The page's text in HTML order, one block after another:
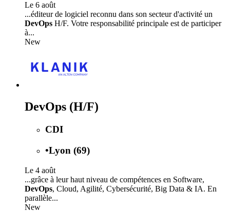
Le 6 août
...éditeur de logiciel reconnu dans son secteur d'activité un
DevOps H/F. Votre responsabilité principale est de participer
à...
New
DevOps (H/F)
CDI
•Lyon (69)
Le 4 août
...grâce à leur haut niveau de compétences en Software,
DevOps, Cloud, Agilité, Cybersécurité, Big Data & IA. En
parallèle...
New